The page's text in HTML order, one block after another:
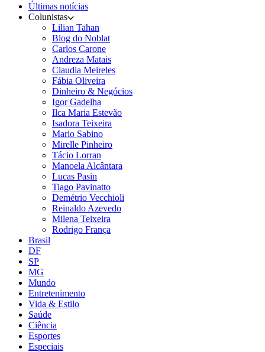
Últimas notícias
Colunistas
Lilian Tahan
Blog do Noblat
Carlos Carone
Andreza Matais
Claudia Meireles
Fábia Oliveira
Dinheiro & Negócios
Igor Gadelha
Ilca Maria Estevão
Isadora Teixeira
Mario Sabino
Mirelle Pinheiro
Tácio Lorran
Manoela Alcântara
Lucas Pasin
Tiago Pavinatto
Demétrio Vecchioli
Reinaldo Azevedo
Milena Teixeira
Rodrigo França
Brasil
DF
SP
MG
Mundo
Entretenimento
Vida & Estilo
Saúde
Ciência
Esportes
Especiais